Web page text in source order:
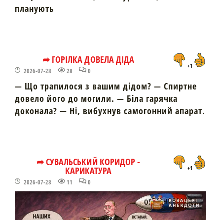
планують
➦ ГОРІЛКА ДОВЕЛА ДІДА
2026-07-28 28 0
+1
— Що трапилося з вашим дідом? — Спиртне
довело його до могили. — Біла гарячка
доконала? — Ні, вибухнув самогонний апарат.
➦ СУВАЛЬСЬКИЙ КОРИДОР -
КАРИКАТУРА
2026-07-28 11 0
+1